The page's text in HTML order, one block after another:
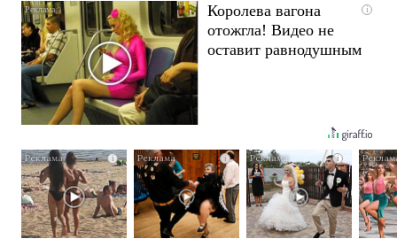
i
Королева вагона
отожгла! Видео не
оставит равнодушным
i i i